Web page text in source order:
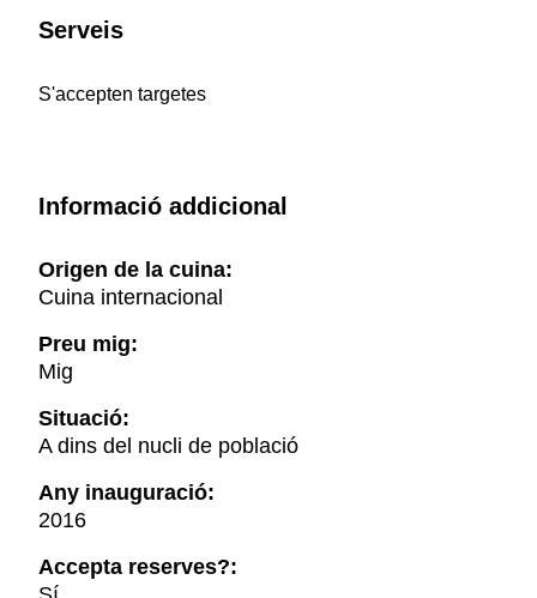
Serveis
S'accepten targetes
Informació addicional
Origen de la cuina:
Cuina internacional
Preu mig:
Mig
Situació:
A dins del nucli de població
Any inauguració:
2016
Accepta reserves?: